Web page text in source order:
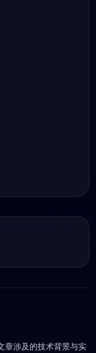
章涉及的技术背景与实